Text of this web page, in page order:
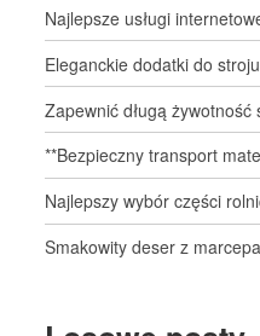
Najlepsze usługi
Eleganckie dodatki do
Zapewnić długą żywotność
**Bezpieczny transport
Najlepszy wybór części
Smakowity deser z